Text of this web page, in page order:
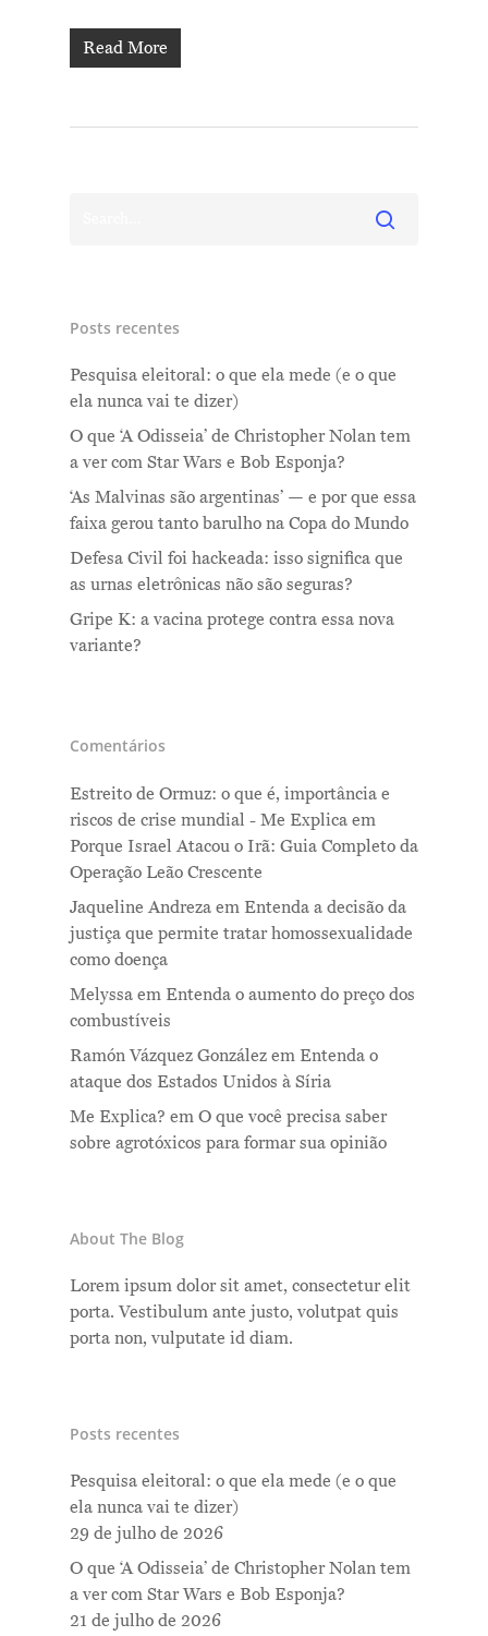
Read More
Posts recentes
Pesquisa eleitoral: o que ela mede (e o que
ela nunca vai te dizer)
O que ‘A Odisseia’ de Christopher Nolan tem
a ver com Star Wars e Bob Esponja?
‘As Malvinas são argentinas’ — e por que essa
faixa gerou tanto barulho na Copa do Mundo
Defesa Civil foi hackeada: isso significa que
as urnas eletrônicas não são seguras?
Gripe K: a vacina protege contra essa nova
variante?
Comentários
Estreito de Ormuz: o que é, importância e
riscos de crise mundial - Me Explica em
Porque Israel Atacou o Irã: Guia Completo da
Operação Leão Crescente
Jaqueline Andreza em Entenda a decisão da
justiça que permite tratar homossexualidade
como doença
Melyssa em Entenda o aumento do preço dos
combustíveis
Ramón Vázquez González em Entenda o
ataque dos Estados Unidos à Síria
Me Explica? em O que você precisa saber
sobre agrotóxicos para formar sua opinião
About The Blog
Lorem ipsum dolor sit amet, consectetur elit
porta. Vestibulum ante justo, volutpat quis
porta non, vulputate id diam.
Posts recentes
Pesquisa eleitoral: o que ela mede (e o que
ela nunca vai te dizer)
29 de julho de 2026
O que ‘A Odisseia’ de Christopher Nolan tem
a ver com Star Wars e Bob Esponja?
21 de julho de 2026